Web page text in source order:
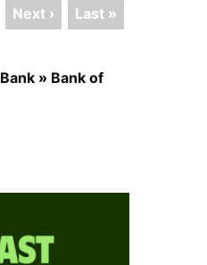
Next › Last »
Bank » Bank of